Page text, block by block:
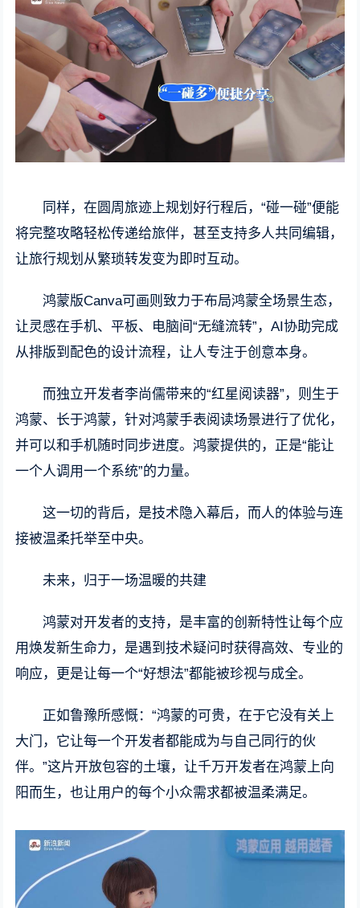
同样，在圆周旅迹上规划好行程后，“碰一碰”便能
将完整攻略轻松传递给旅伴，甚至支持多人共同编辑，
让旅行规划从繁琐转发变为即时互动。
鸿蒙版Canva可画则致力于布局鸿蒙全场景生态，
让灵感在手机、平板、电脑间“无缝流转”，AI协助完成
从排版到配色的设计流程，让人专注于创意本身。
而独立开发者李尚儒带来的“红星阅读器”，则生于
鸿蒙、长于鸿蒙，针对鸿蒙手表阅读场景进行了优化，
并可以和手机随时同步进度。鸿蒙提供的，正是“能让
一个人调用一个系统”的力量。
这一切的背后，是技术隐入幕后，而人的体验与连
接被温柔托举至中央。
未来，归于一场温暖的共建
鸿蒙对开发者的支持，是丰富的创新特性让每个应
用焕发新生命力，是遇到技术疑问时获得高效、专业的
响应，更是让每一个“好想法”都能被珍视与成全。
正如鲁豫所感慨：“鸿蒙的可贵，在于它没有关上
大门，它让每一个开发者都能成为与自己同行的伙
伴。”这片开放包容的土壤，让千万开发者在鸿蒙上向
阳而生，也让用户的每个小众需求都被温柔满足。